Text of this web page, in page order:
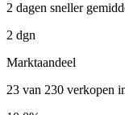
2 dagen sneller
2 dgn
Marktaandeel
23 van 230 verkopen